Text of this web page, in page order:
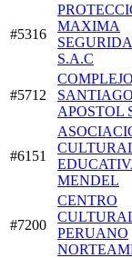
#5316
MAXIMA
S.A.C
#5712
SANTIAGO
APOSTOL
#6151
MENDEL
#7200
CENTRO
PERUANO